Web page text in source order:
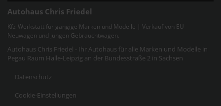
Autohaus Chris Friedel
Kfz-Werkstatt für gängige Marken und Modelle | Verkauf von EU-
Neuwagen und jungen Gebrauchtwagen.
Autohaus Chris Friedel - Ihr Autohaus für alle Marken und Modelle in
Pegau Raum Halle-Leipzig an der Bundesstraße 2 in Sachsen
Datenschutz
Cookie-Einstellungen